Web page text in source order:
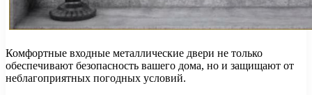
Комфортные входные металлические двери не только
обеспечивают безопасность вашего дома, но и защищают от
неблагоприятных погодных условий.